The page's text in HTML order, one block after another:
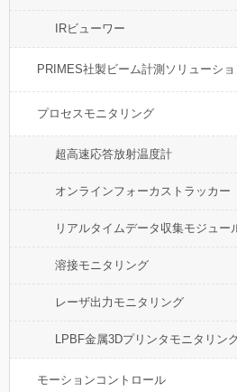
IRビューワー
PRIMES社製ビーム計測ソリューショ
プロセスモニタリング
超高速応答放射温度計
オンラインフォーカストラッカー
リアルタイムデータ収集モジュー
溶接モニタリング
レーザ出力モニタリング
LPBF金属3Dプリンタモニタリン
モーションコントロール